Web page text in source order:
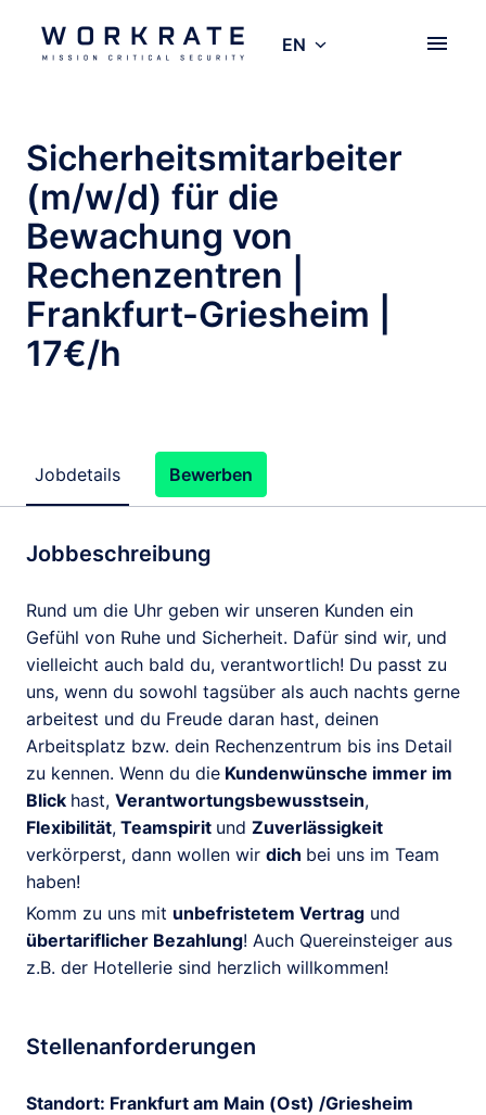
contentHomepage EN
Sicherheitsmitarbeiter
(m/w/d) für die
Bewachung von
Rechenzentren |
Frankfurt-Griesheim |
17€/h
Jobdetails Bewerben
Jobbeschreibung
Rund um die Uhr geben wir unseren Kunden ein
Gefühl von Ruhe und Sicherheit. Dafür sind wir, und
vielleicht auch bald du, verantwortlich! Du passt zu
uns, wenn du sowohl tagsüber als auch nachts gerne
arbeitest und du Freude daran hast, deinen
Arbeitsplatz bzw. dein Rechenzentrum bis ins Detail
zu kennen. Wenn du die Kundenwünsche immer im
Blick hast, Verantwortungsbewusstsein,
Flexibilität, Teamspirit und Zuverlässigkeit
verkörperst, dann wollen wir dich bei uns im Team
haben!
Komm zu uns mit unbefristetem Vertrag und
übertariflicher Bezahlung! Auch Quereinsteiger aus
z.B. der Hotellerie sind herzlich willkommen!
Stellenanforderungen
Standort: Frankfurt am Main (Ost) /Griesheim